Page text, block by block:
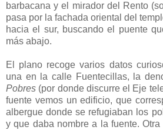
barbacana y el mirador del Rento
pasa por la fachada oriental del
hacia el sur, buscando el puente
más abajo.
El plano recoge varios datos
una en la calle Fuentecillas, la
Pobres (por donde discurre el Eje
fuente vemos un edificio, que
albergue donde se refugiaban los
y que daba nombre a la fuente.